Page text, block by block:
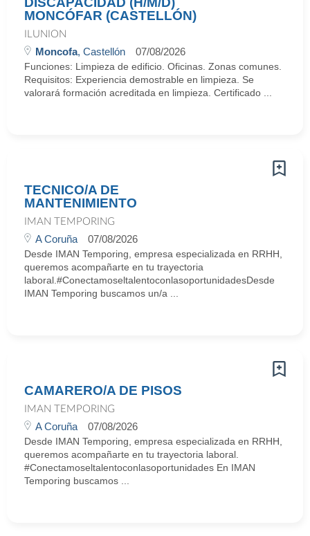
MONCÓFAR (CASTELLÓN)
ILUNION
Moncofa, Castellón 07/08/2026
Funciones: Limpieza de edificio. Oficinas. Zonas comunes.
Requisitos: Experiencia demostrable en limpieza. Se
valorará formación acreditada en limpieza. Certificado ...
TECNICO/A DE
MANTENIMIENTO
IMAN TEMPORING
A Coruña 07/08/2026
Desde IMAN Temporing, empresa especializada en RRHH,
queremos acompañarte en tu trayectoria
laboral.#ConectamoseltalentoconlasoportunidadesDesde
IMAN Temporing buscamos un/a ...
CAMARERO/A DE PISOS
IMAN TEMPORING
A Coruña 07/08/2026
Desde IMAN Temporing, empresa especializada en RRHH,
queremos acompañarte en tu trayectoria laboral.
#Conectamoseltalentoconlasoportunidades En IMAN
Temporing buscamos ...